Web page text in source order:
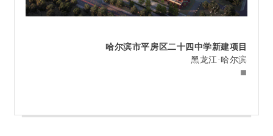
哈尔滨市平房区二十四中学新建项目
黑龙江·哈尔滨
■